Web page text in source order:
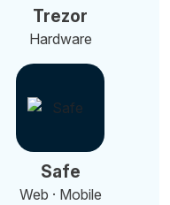
Trezor
Hardware
Safe
Web · Mobile